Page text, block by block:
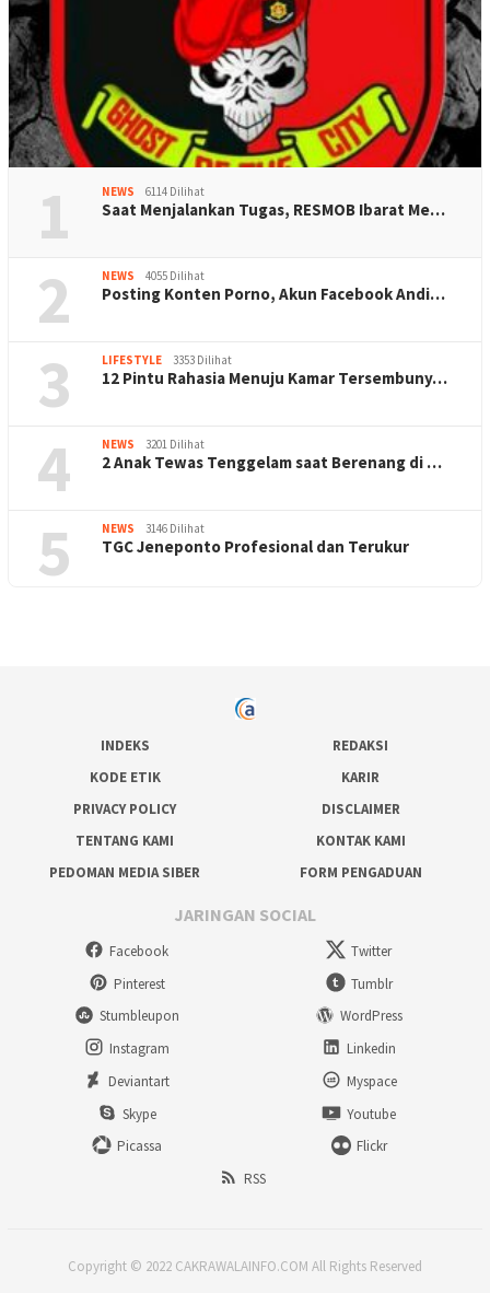
1 NEWS 6114 Dilihat
Saat Menjalankan Tugas, RESMOB Ibarat Me…
2 NEWS 4055 Dilihat
Posting Konten Porno, Akun Facebook Andi…
3 LIFESTYLE 3353 Dilihat
12 Pintu Rahasia Menuju Kamar Tersembuny…
4 NEWS 3201 Dilihat
2 Anak Tewas Tenggelam saat Berenang di …
5 NEWS 3146 Dilihat
TGC Jeneponto Profesional dan Terukur
INDEKS
REDAKSI
KODE ETIK
KARIR
PRIVACY POLICY
DISCLAIMER
TENTANG KAMI
KONTAK KAMI
PEDOMAN MEDIA SIBER
FORM PENGADUAN
JARINGAN SOCIAL
Facebook
Twitter
Pinterest
Tumblr
Stumbleupon
WordPress
Instagram
Linkedin
Deviantart
Myspace
Skype
Youtube
Picassa
Flickr
RSS
Copyright © 2022 CAKRAWALAINFO.COM All Rights Reserved